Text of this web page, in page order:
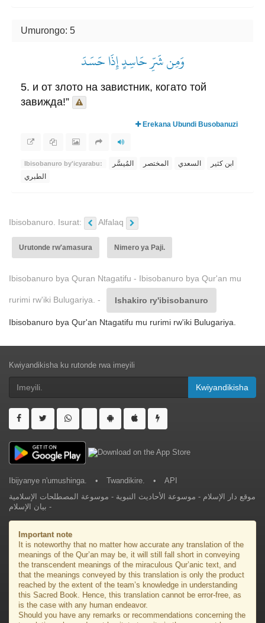
Umurongo: 5
وَمِن شَرِّ حَاسِدٍ إِذَا حَسَدَ
5. и от злото на завистник, когато той
завижда!”
Erekana Ubundi Busobanuzi
Ibisobanuro by'icyarabu: المُيسَّر المختصر السعدي
ابن كثير
الطبري
Ibisobanuro. Isurat: Alfalaq
Urutonde rw'amasura Nimero ya Paji.
Ibisobanuro bya Quran Ntagatifu - Ibisobanuro bya Qur'an mu
rurimi rw'iki Bulugariya. - Ishakiro ry'ibisobanuro
Ibisobanuro bya Qur'an Ntagatifu mu rurimi rw'iki Bulugariya.
Kwiyandikisha ku rutonde rwa imeyili
Kwiyandikisha
Ibijyanye n'umushinga. • Twandikire. •
API
موقع دار الإسلام - موسوعة الأحاديث النبوية - موسوعة المصطلحات الإسلامية
- بيان الإسلام
Important note
It is noteworthy that no matter how accurate any translation of the
meanings of the Qur’an may be, it will still fall short in conveying
the transcendent meanings of the miraculous Qur’anic text, and
that the meanings conveyed by this translation is only the product
reached by the extent of the team’s knowledge in understanding
this Sacred Book. Hence, this translation cannot be error-free, as
is the case with any human endeavor.
Should you have any remarks or recommendations concerning the